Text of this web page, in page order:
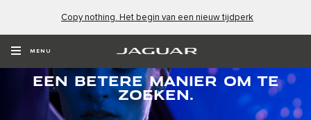
Copy nothing. Het begin van een nieuw tijdperk
MENU
EEN KORTE PAUZE.
EEN BETERE MANIER OM TE
ZOEKEN.